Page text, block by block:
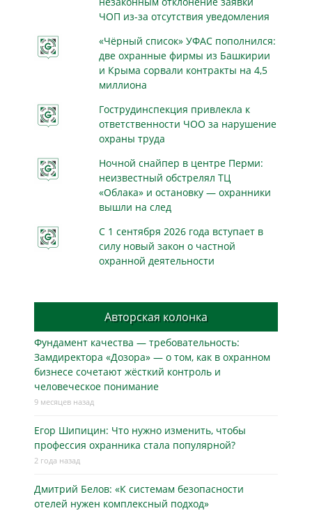
ЧОП из-за отсутствия уведомления
«Чёрный список» УФАС пополнился:
две охранные фирмы из Башкирии
и Крыма сорвали контракты на 4,5
миллиона
Гострудинспекция привлекла к
ответственности ЧОО за нарушение
охраны труда
Ночной снайпер в центре Перми:
неизвестный обстрелял ТЦ
«Облака» и остановку — охранники
вышли на след
С 1 сентября 2026 года вступает в
силу новый закон о частной
охранной деятельности
Авторская колонка
Фундамент качества — требовательность:
Замдиректора «Дозора» — о том, как в охранном
бизнесe сочетают жёсткий контроль и
человеческое понимание
9 месяцев назад
Егор Шипицин: Что нужно изменить, чтобы
профессия охранника стала популярной?
2 года назад
Дмитрий Белов: «К системам безопасности
отелей нужен комплексный подход»